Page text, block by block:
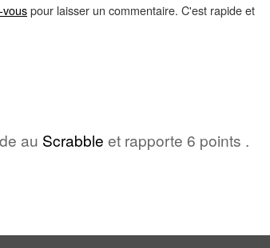
vouspour laisser un commentaire. C'est rapide et
au Scrabble et rapporte 6 points .